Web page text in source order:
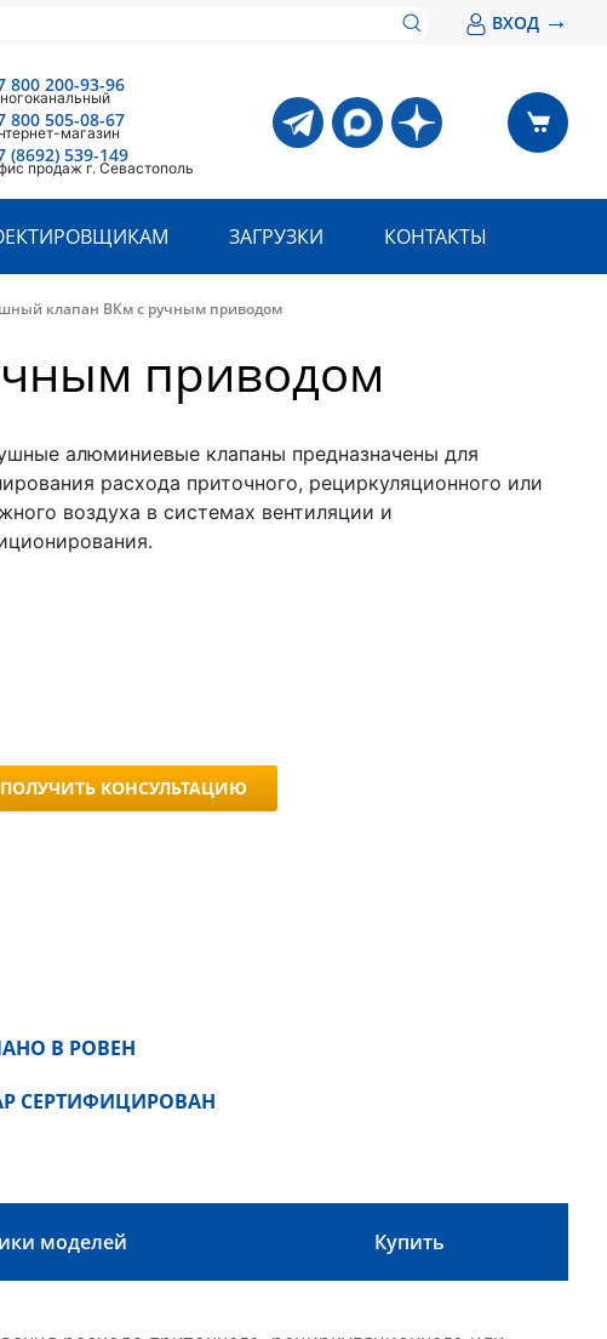
ВХОД →
800 200-93-96
800 505-08-67
магазин
(8692) 539-149
продаж г. Севастополь
ЗАГРУЗКИ КОНТАКТЫ
клапан ВКм с ручным приводом
приводом
алюминиевые клапаны предназначены для
расхода приточного, рециркуляционного или
воздуха в системах вентиляции и
ПОЛУЧИТЬ КОНСУЛЬТАЦИЮ
В РОВЕН
СЕРТИФИЦИРОВАН
моделей Купить